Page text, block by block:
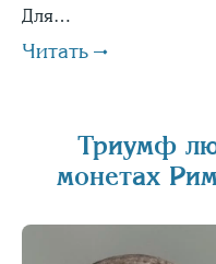
Для…
Читать
Триумф
монетах